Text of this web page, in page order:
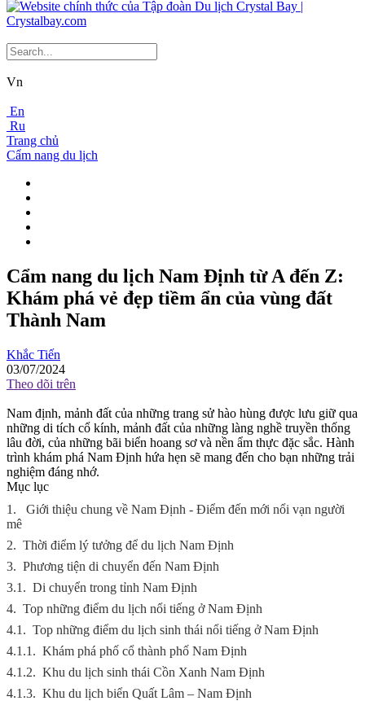
Vn
En
Ru
Trang chủ
Cẩm nang du lịch
Cẩm nang du lịch Nam Định từ A đến Z:
Khám phá vẻ đẹp tiềm ẩn của vùng đất
Thành Nam
Khắc Tiến
03/07/2024
Theo dõi trên
Nam định, mảnh đất của những trang sử hào hùng được lưu giữ qua
những di tích cổ kính, mảnh đất của những làng nghề truyền thống
lâu đời, của những bãi biển hoang sơ và nền ẩm thực đặc sắc. Hành
trình khám phá Nam Định hứa hẹn sẽ mang đến cho bạn những trải
nghiệm đáng nhớ.
Mục lục
1.
Giới thiệu chung về Nam Định - Điểm đến mới nổi vạn người
mê
2. Thời điểm lý tưởng để du lịch Nam Định
3. Phương tiện di chuyển đến Nam Định
3.1. Di chuyển trong tỉnh Nam Định
4. Top những điểm du lịch nổi tiếng ở Nam Định
4.1. Top những điểm du lịch sinh thái nổi tiếng ở Nam Định
4.1.1. Khám phá phố cổ thành phố Nam Định
4.1.2. Khu du lịch sinh thái Cồn Xanh Nam Định
4.1.3. Khu du lịch biển Quất Lâm – Nam Định